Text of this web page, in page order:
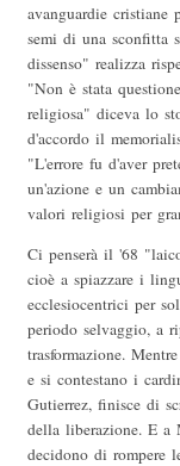
avanguardie
semi di una sconfitta
dissenso" realizza
"Non è stata
religiosa" diceva lo
d'accordo il
"L'errore fu d'aver
un'azione e un
valori religiosi per
Ci penserà il '68
cioè a spiazzare i
ecclesiocentrici per
periodo selvaggio, a
trasformazione.
e si contestano i
Gutierrez, finisce di
della liberazione. E a
decidono di rompere